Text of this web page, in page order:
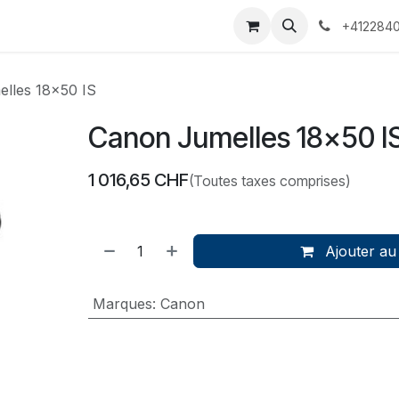
Événements Services
18x50 IS
Canon Jumelles 18x50
1 016,65 CHF(Toutes taxes comprises)
Ajouter
Marques: Canon